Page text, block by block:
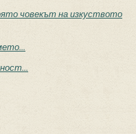
човекът на изкуството